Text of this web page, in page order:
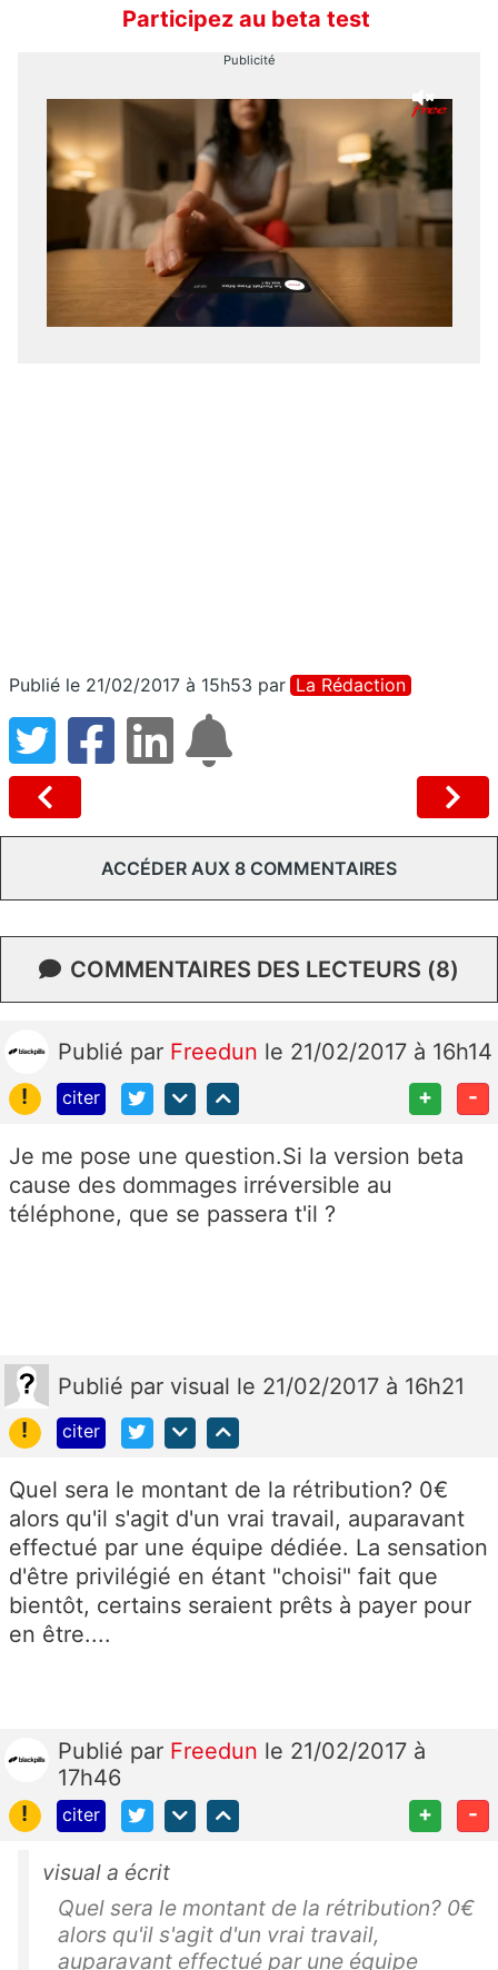
Participez au beta test
Publicité
Publié le 21/02/2017 à 15h53 par La Rédaction
ACCÉDER AUX 8 COMMENTAIRES
COMMENTAIRES DES LECTEURS (8)
Publié par Freedun le 21/02/2017 à 16h14
!
citer + -
Je me pose une question.Si la version beta
cause des dommages irréversible au
téléphone, que se passera t'il ?
Publié par visual le 21/02/2017 à 16h21
!
citer
Quel sera le montant de la rétribution? 0€
alors qu'il s'agit d'un vrai travail, auparavant
effectué par une équipe dédiée. La sensation
d'être privilégié en étant "choisi" fait que
bientôt, certains seraient prêts à payer pour
en être....
Publié par Freedun le 21/02/2017 à
17h46
!
citer + -
visual a écrit
Quel sera le montant de la rétribution? 0€
alors qu'il s'agit d'un vrai travail,
auparavant effectué par une équipe